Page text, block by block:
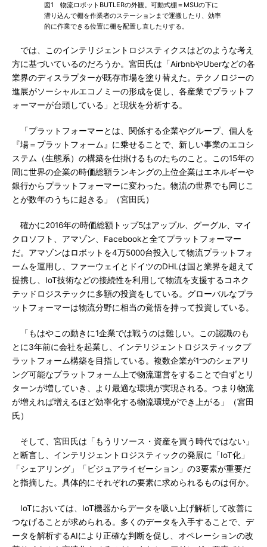
図1 物流ロボットBUTLERの外観。可動式棚＝MSUの下に
潜り込んで棚を作業者のステーションまで運搬したり、効率
的に作業できる位置に棚を配置し直したりする。
では、このインテリジェントロジスティクスはどのような考え
方に基づいているのだろうか。宮田氏は「AirbnbやUberなどの各
業界のディスラプターが既存市場を塗り替えた。テクノロジーの
進展がソーシャルエコノミーの形成を促し、各産業でプラットフ
ォーマーが台頭している」と現状を分析する。
「プラットフォーマーとは、関係する企業やグループ、個人を
『場＝プラットフォーム』に乗せることで、新しい事業のエコシ
ステム（生態系）の構築を仕掛けるものたちのこと。この15年の
間に世界の企業の時価総額ランキングの上位企業はエネルギーや
銀行からプラットフォーマーに変わった。物流の世界でも同じこ
とが数年のうちに起きる」（宮田氏）
確かに2016年の時価総額トップ5はアップル、グーグル、マイ
クロソフト、アマゾン、Facebookと全てプラットフォーマー
だ。アマゾンはロボットを4万5000台投入して物流プラットフォ
ームを運用し、ファーウェイとドイツのDHLは国と業界を超えて
提携し、IoT技術などの接続性を利用して物流を支援するコネク
テッドロジステックに多額の投資をしている。グローバルなプラ
ットフォーマーは物流分野に相当の覚悟を持って投資している。
「もはやこの動きに1企業では戦うのは難しい。この認識のも
とに3年前に会社を起業し、インテリジェントロジスティックプ
ラットフォーム構築を目指している。複数企業が1つのシェアリ
ング可能なプラットフォーム上で物流運営をすることで自ずとリ
ターンが増していき、より最適な環境が実現される。つまり物流
が増えれば増えるほど効率化する物流環境ができ上がる」（宮田
氏）
そして、宮田氏は「もうリソース・資産を買う時代ではない」
と断言し、インテリジェントロジスティックの発展に「IoT化」
「シェアリング」「ビジュアライゼーション」の3要素が重要だ
と指摘した。具体的にそれぞれの要素に求められるものは何か。
IoTにおいては、IoT機器からデータを吸い上げ解析して改善に
つなげることが求められる。多くのデータを入手することで、デ
ータを解析するAIにより正確な判断を促し、オペレーションの改